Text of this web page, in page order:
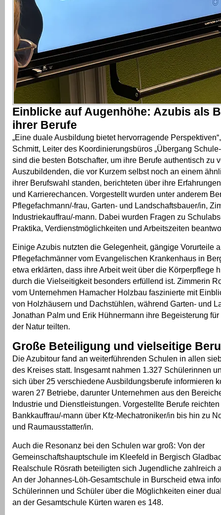
Einblicke auf Augenhöhe: Azubis als
ihrer Berufe
„Eine duale Ausbildung bietet hervorragende
Schmitt, Leiter des Koordinierungsbüros „Übergang
sind die besten Botschafter, um ihre Berufe authentisch zu
Auszubildenden, die vor Kurzem selbst noch an einem
ihrer Berufswahl standen, berichteten über ihre
und Karrierechancen. Vorgestellt wurden unter anderem
Pflegefachmann/-frau, Garten- und Landschaftsbauer/in,
Industriekauffrau/-mann. Dabei wurden Fragen zu
Praktika, Verdienstmöglichkeiten und Arbeitszeiten
Einige Azubis nutzten die Gelegenheit, gängige Vorurteile
Pflegefachmänner vom Evangelischen Krankenhaus in
etwa erklärten, dass ihre Arbeit weit über die Körperpflege
durch die Vielseitigkeit besonders erfüllend ist. Zimmerin
vom Unternehmen Hamacher Holzbau faszinierte mit
von Holzhäusern und Dachstühlen, während Garten- und
Jonathan Palm und Erik Hühnermann ihre Begeisterung
der Natur teilten.
Große Beteiligung und vielseitige
Die Azubitour fand an weiterführenden Schulen in allen
des Kreises statt. Insgesamt nahmen 1.327 Schülerinnen
sich über 25 verschiedene Ausbildungsberufe informieren
waren 27 Betriebe, darunter Unternehmen aus den
Industrie und Dienstleistungen. Vorgestellte Berufe
Bankkauffrau/-mann über Kfz-Mechatroniker/in bis hin zu
und Raumausstatter/in.
Auch die Resonanz bei den Schulen war groß: Von der
Gemeinschaftshauptschule im Kleefeld in Bergisch
Realschule Rösrath beteiligten sich Jugendliche zahlreich
An der Johannes-Löh-Gesamtschule in Burscheid etwa
Schülerinnen und Schüler über die Möglichkeiten einer
an der Gesamtschule Kürten waren es 148.